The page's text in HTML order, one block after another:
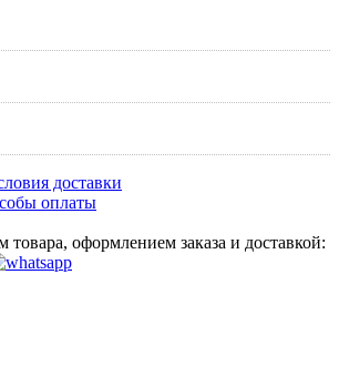
доставки
оплаты
оформлением заказа и доставкой: